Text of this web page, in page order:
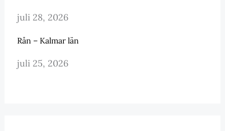
juli 28, 2026
Rån – Kalmar län
juli 25, 2026